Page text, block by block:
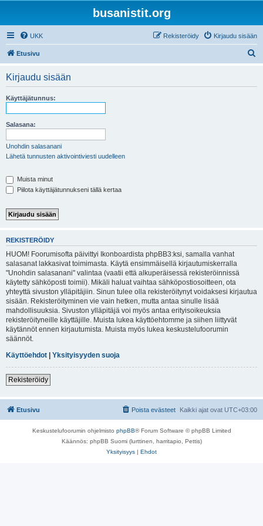
busanistit.org
UKK Kirjaudu sisään
Rekisteröidy
Etusivu
Kirjaudu sisään
Käyttäjätunnus:
Salasana:
Unohdin salasanani
Lähetä tunnusten aktivointiviesti uudelleen
Muista minut
Piilota käyttäjätunnukseni tällä kertaa
REKISTERÖIDY
HUOM! Foorumisofta päivittyi Ikonboardista phpBB3:ksi, samalla vanhat
salasanat lakkasivat toimimasta. Käytä ensimmäisellä kirjautumiskerralla
"Unohdin salasanani" valintaa (vaatii että alkuperäisessä rekisteröinnissä
käytetty sähköposti toimii). Mikäli haluat vaihtaa sähköpostiosoitteen, ota
yhteyttä sivuston ylläpitäjiin. Sinun tulee olla rekisteröitynyt voidaksesi kirjautua
sisään. Rekisteröityminen vie vain hetken, mutta antaa sinulle lisää
mahdollisuuksia. Sivuston ylläpitäjä voi myös antaa erityisoikeuksia
rekisteröityneille käyttäjille. Muista lukea käyttöehtomme ja siihen liittyvät
käytännöt ennen kirjautumista. Muista myös lukea keskustelufoorumin
säännöt.
Käyttöehdot | Yksityisyyden suoja
Rekisteröidy
Etusivu Kaikki ajat ovat UTC+03:00
Poista evästeet
Keskustelufoorumin ohjelmisto phpBB® Forum Software © phpBB Limited
Käännös: phpBB Suomi (lurttinen, harritapio, Pettis)
Yksityisyys | Ehdot